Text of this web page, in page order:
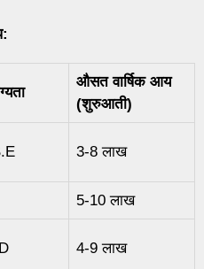
औसत वार्षिक आय
(शुरुआती)
3-8 लाख
5-10 लाख
4-9 लाख